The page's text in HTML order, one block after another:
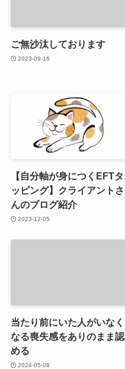
ご無沙汰しております
2023-09-16
【自分軸が身につくEFTタ
ッピング】クライアントさ
んのブログ紹介
2023-12-05
当たり前にいた人がいなく
なる喪失感をありのまま認
める
2024-05-08